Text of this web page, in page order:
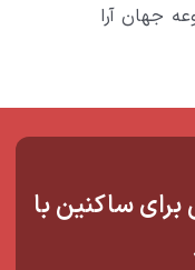
جهان آرا
ساکنین با